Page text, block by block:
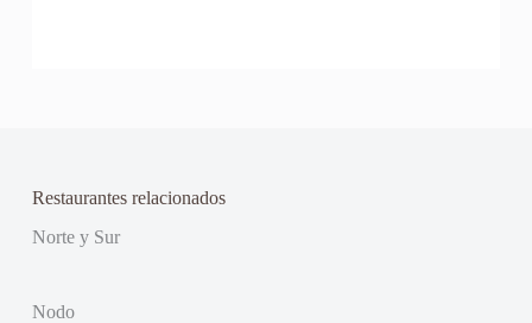
Restaurantes relacionados
Norte y Sur
Nodo